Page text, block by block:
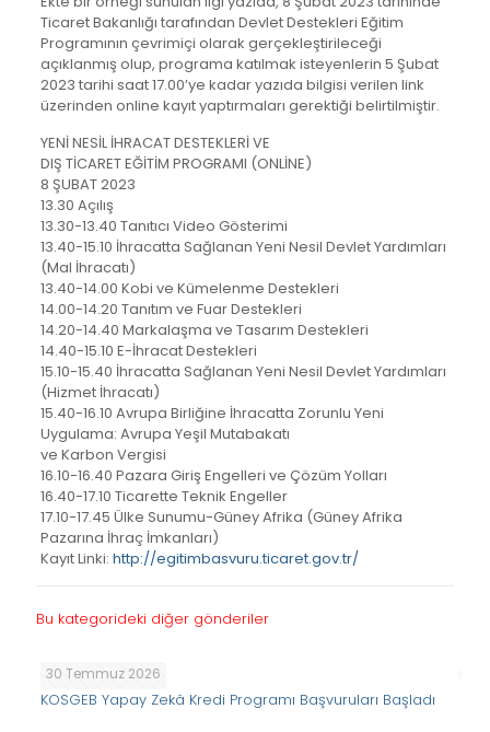
Ticaret Bakanlığı tarafından Devlet Destekleri Eğitim
Programının çevrimiçi olarak gerçekleştirileceği
açıklanmış olup, programa katılmak isteyenlerin 5 Şubat
2023 tarihi saat 17.00’ye kadar yazıda bilgisi verilen link
üzerinden online kayıt yaptırmaları gerektiği belirtilmiştir.
YENİ NESİL İHRACAT DESTEKLERİ VE
DIŞ TİCARET EĞİTİM PROGRAMI (ONLİNE)
8 ŞUBAT 2023
13.30 Açılış
13.30-13.40 Tanıtıcı Video Gösterimi
13.40-15.10 İhracatta Sağlanan Yeni Nesil Devlet Yardımları
(Mal İhracatı)
13.40-14.00 Kobi ve Kümelenme Destekleri
14.00-14.20 Tanıtım ve Fuar Destekleri
14.20-14.40 Markalaşma ve Tasarım Destekleri
14.40-15.10 E-İhracat Destekleri
15.10-15.40 İhracatta Sağlanan Yeni Nesil Devlet Yardımları
(Hizmet İhracatı)
15.40-16.10 Avrupa Birliğine İhracatta Zorunlu Yeni
Uygulama: Avrupa Yeşil Mutabakatı
ve Karbon Vergisi
16.10-16.40 Pazara Giriş Engelleri ve Çözüm Yolları
16.40-17.10 Ticarette Teknik Engeller
17.10-17.45 Ülke Sunumu-Güney Afrika (Güney Afrika
Pazarına İhraç İmkanları)
Kayıt Linki: http://egitimbasvuru.ticaret.gov.tr/
Bu kategorideki diğer gönderiler
30 Temmuz 2026
KOSGEB Yapay Zekâ Kredi Programı Başvuruları Başladı